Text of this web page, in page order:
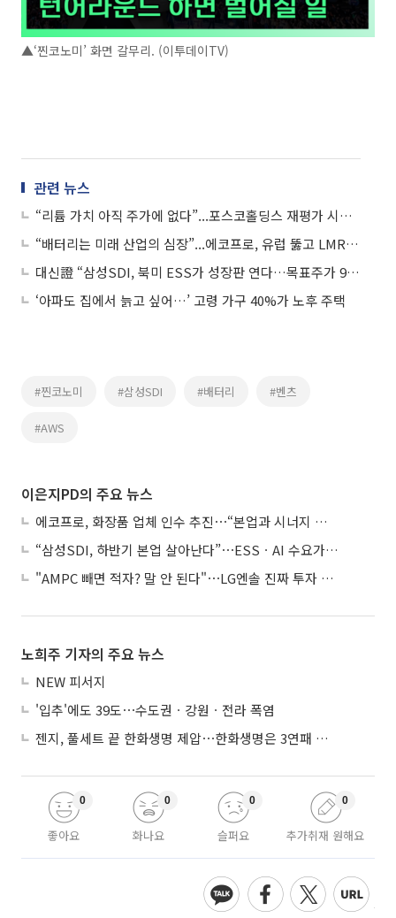
▲‘찐코노미’ 화면 갈무리. (이투데이TV)
관련 뉴스
“리튬 가치 아직 주가에 없다”...포스코홀딩스 재평가 시작되나
“배터리는 미래 산업의 심장”...에코프로, 유럽 뚫고 LMR로 간다
대신證 “삼성SDI, 북미 ESS가 성장판 연다…목표주가 92만원”
‘아파도 집에서 늙고 싶어…’ 고령 가구 40%가 노후 주택
#찐코노미 #삼성SDI #배터리 #벤츠
#AWS
이은지PD의 주요 뉴스
에코프로, 화장품 업체 인수 추진⋯“본업과 시너지 부족”
“삼성SDI, 하반기 본업 살아난다”⋯ESSㆍAI 수요가 견인
"AMPC 빼면 적자? 말 안 된다"⋯LG엔솔 진짜 투자 포인트는
노희주 기자의 주요 뉴스
NEW 피서지
'입추'에도 39도⋯수도권ㆍ강원ㆍ전라 폭염
젠지, 풀세트 끝 한화생명 제압⋯한화생명은 3연패 수렁
좋아요
0
화나요
0
슬퍼요
0
추가취재 원해요
0